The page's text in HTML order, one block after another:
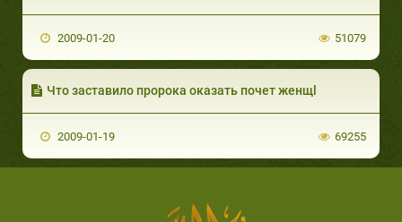
2009-01-20 51079
Что заставило пророка оказать почет женщl
2009-01-19 69255